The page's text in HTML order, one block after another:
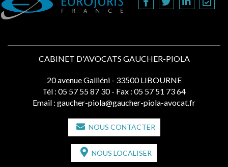
CABINET D'AVOCATS GAUCHER-PIOLA
20 avenue Galliéni - 33500 LIBOURNE
Tél : 05 57 55 87 30 - Fax : 05 57 51 73 64
Email : gaucher-piola@gaucher-piola-avocat.fr
NOUS CONTACTER
NOUS LOCALISER